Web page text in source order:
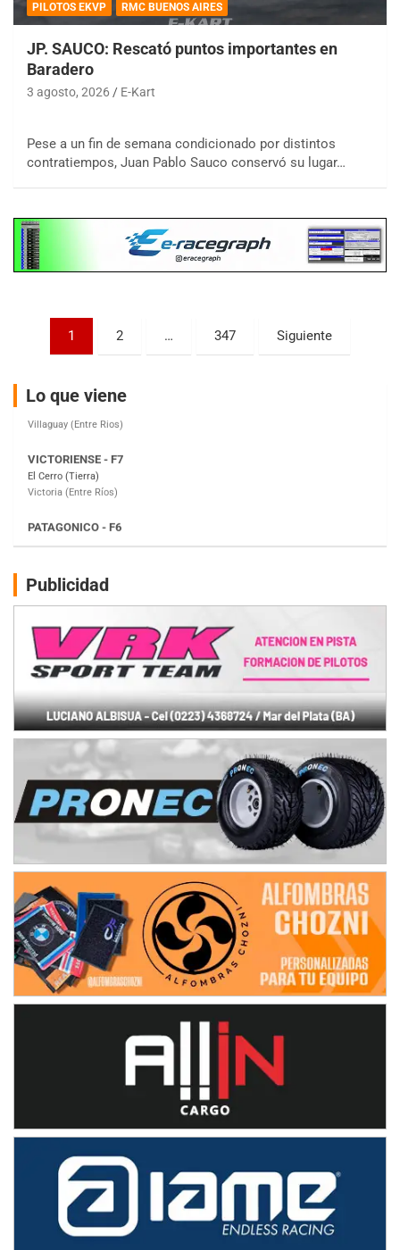
PILOTOS EKVP RMC BUENOS AIRES
JP. SAUCO: Rescató puntos importantes en
Baradero
3 agosto, 2026 E-Kart
Pese a un fin de semana condicionado por distintos
contratiempos, Juan Pablo Sauco conservó su lugar…
Paginación
entradas
1 2 … 347 Siguiente
Lo que viene
08/09-AGO
IAME SERIES ARGENTINA 6
Ramiro Tot (Asfalto)
KDO - F6
Ciudad de Trenque Lauquen (Asfalto)
Trenque Lauquen (Buenos Aires)
Villaguay (Entre Ríos)
El Cerro (Tierra)
Victoria (Entre Ríos)
Moto Club Reginense (Tierra)
Gral. E. Godoy (Río Negro)
Juventud Unida (Tierra)
Humboldt (Santa Fe)
NORESTE SANTAFESINO - F6
SUR SANTAFESINO - F4
José Samuel Sánchez (Tierra)
Rufino (Santa Fe)
TUCUMANO - F5
Juan Navarro (Asfalto)
El Timbó (Tucumán)
COBERTURA ESPECIAL DE E-KART.COM.AR
08/09-AGO
IAME SERIES ARGENTINA 6
Baradero (Buenos Aires)
KDO - F6
Ciudad de Trenque Lauquen (Asfalto)
Trenque Lauquen (Buenos Aires)
ENTRERRIANO - F6 (POSTERGADA)
Parque de la Velocidad (Asfalto)
Villaguay (Entre Ríos)
Gral. E. Godoy (Río Negro)
CSK - F7
Juventud Unida (Tierra)
Humboldt (Santa Fe)
NORESTE SANTAFESINO - F6
Publicidad